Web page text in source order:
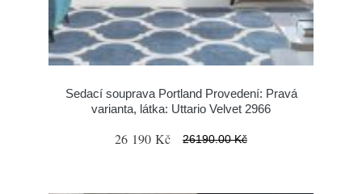
Sedací souprava Portland Provedení: Pravá
varianta, látka: Uttario Velvet 2966
26 190 Kč 26190.00 Kč